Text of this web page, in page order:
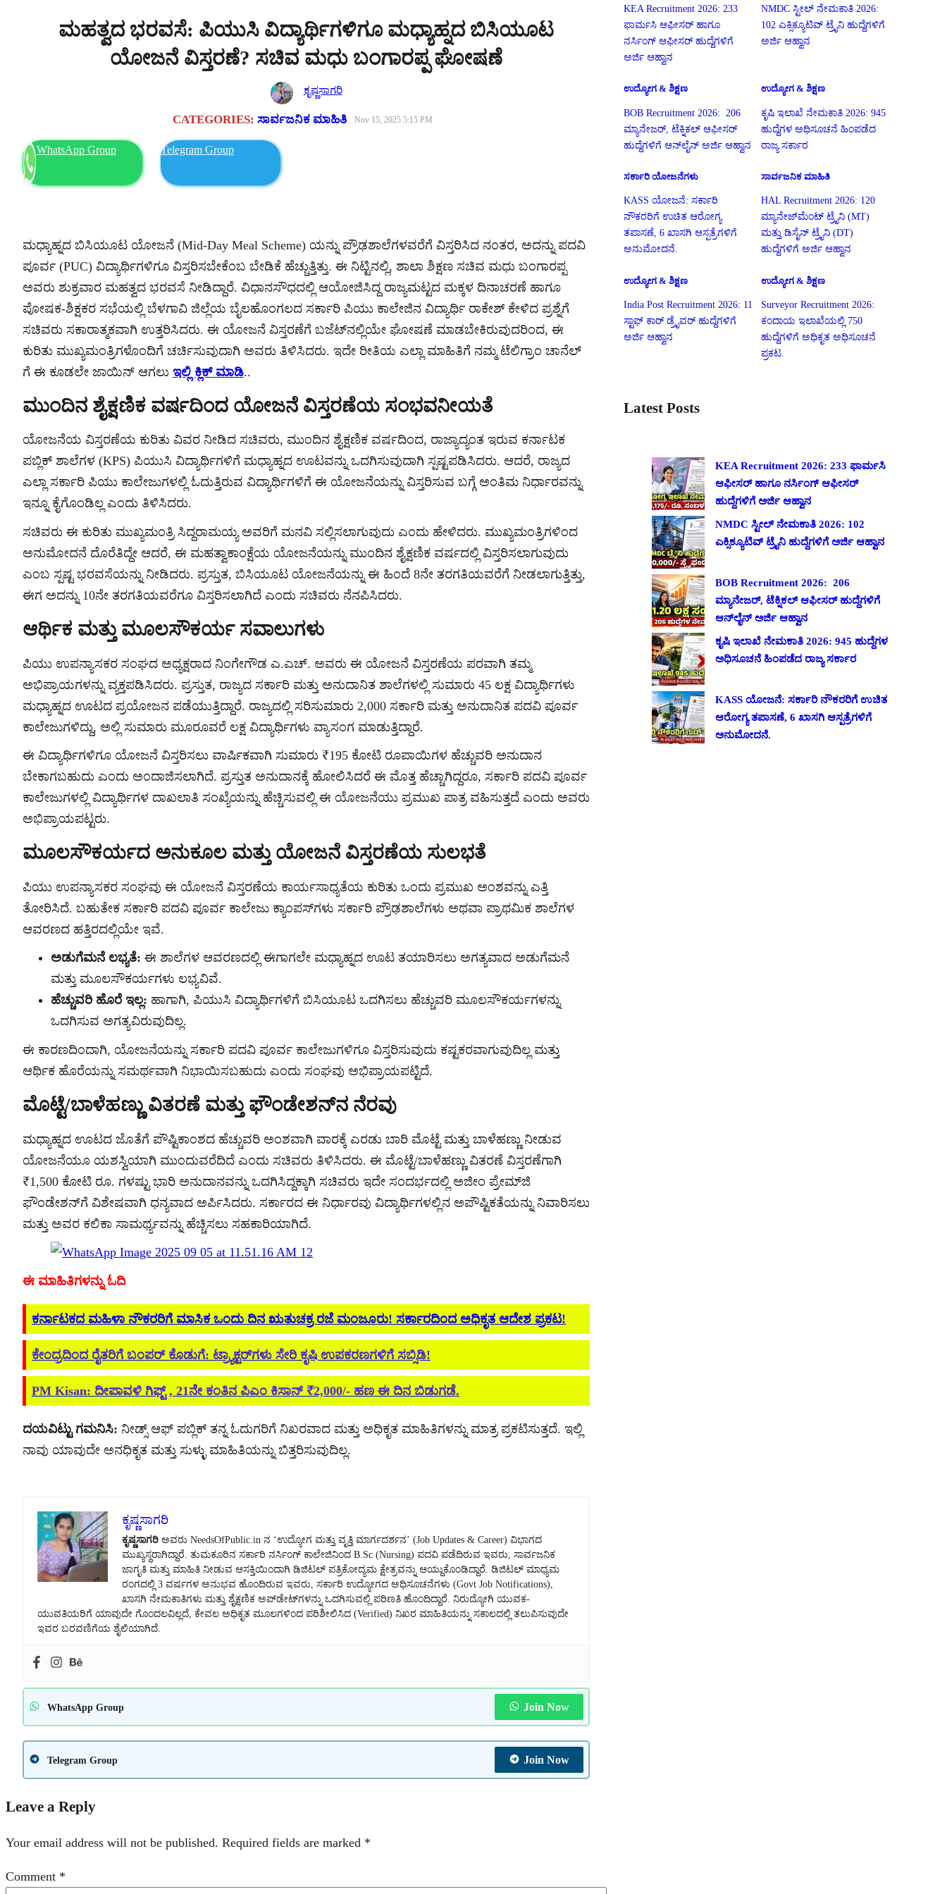
ಮಹತ್ವದ ಭರವಸೆ: ಪಿಯುಸಿ ವಿದ್ಯಾರ್ಥಿಗಳಿಗೂ ಮಧ್ಯಾಹ್ನದ ಬಿಸಿಯೂಟ
ಯೋಜನೆ ವಿಸ್ತರಣೆ? ಸಚಿವ ಮಧು ಬಂಗಾರಪ್ಪ ಘೋಷಣೆ
ಕೃಷ್ಣಸಾಗರಿ
CATEGORIES: ಸಾರ್ವಜನಿಕ ಮಾಹಿತಿ Nov 15, 2025 5:15 PM
WhatsApp Group Telegram Group
ಮಧ್ಯಾಹ್ನದ ಬಿಸಿಯೂಟ ಯೋಜನೆ (Mid-Day Meal Scheme) ಯನ್ನು ಪ್ರೌಢಶಾಲೆಗಳವರೆಗೆ ವಿಸ್ತರಿಸಿದ ನಂತರ, ಅದನ್ನು ಪದವಿ
ಪೂರ್ವ (PUC) ವಿದ್ಯಾರ್ಥಿಗಳಿಗೂ ವಿಸ್ತರಿಸಬೇಕೆಂಬ ಬೇಡಿಕೆ ಹೆಚ್ಚುತ್ತಿತ್ತು. ಈ ನಿಟ್ಟಿನಲ್ಲಿ, ಶಾಲಾ ಶಿಕ್ಷಣ ಸಚಿವ ಮಧು ಬಂಗಾರಪ್ಪ
ಅವರು ಶುಕ್ರವಾರ ಮಹತ್ವದ ಭರವಸೆ ನೀಡಿದ್ದಾರೆ. ವಿಧಾನಸೌಧದಲ್ಲಿ ಆಯೋಜಿಸಿದ್ದ ರಾಜ್ಯಮಟ್ಟದ ಮಕ್ಕಳ ದಿನಾಚರಣೆ ಹಾಗೂ
ಪೋಷಕ-ಶಿಕ್ಷಕರ ಸಭೆಯಲ್ಲಿ ಬೆಳಗಾವಿ ಜಿಲ್ಲೆಯ ಬೈಲಹೊಂಗಲದ ಸರ್ಕಾರಿ ಪಿಯು ಕಾಲೇಜಿನ ವಿದ್ಯಾರ್ಥಿ ರಾಕೇಶ್‌ ಕೇಳಿದ ಪ್ರಶ್ನೆಗೆ
ಸಚಿವರು ಸಕಾರಾತ್ಮಕವಾಗಿ ಉತ್ತರಿಸಿದರು. ಈ ಯೋಜನೆ ವಿಸ್ತರಣೆಗೆ ಬಜೆಟ್‌ನಲ್ಲಿಯೇ ಘೋಷಣೆ ಮಾಡಬೇಕಿರುವುದರಿಂದ, ಈ
ಕುರಿತು ಮುಖ್ಯಮಂತ್ರಿಗಳೊಂದಿಗೆ ಚರ್ಚಿಸುವುದಾಗಿ ಅವರು ತಿಳಿಸಿದರು. ಇದೇ ರೀತಿಯ ಎಲ್ಲಾ ಮಾಹಿತಿಗೆ ನಮ್ಮ ಟೆಲಿಗ್ರಾಂ ಚಾನೆಲ್
ಗೆ ಈ ಕೂಡಲೇ ಜಾಯಿನ್ ಆಗಲು ಇಲ್ಲಿ ಕ್ಲಿಕ್ ಮಾಡಿ..
ಮುಂದಿನ ಶೈಕ್ಷಣಿಕ ವರ್ಷದಿಂದ ಯೋಜನೆ ವಿಸ್ತರಣೆಯ ಸಂಭವನೀಯತೆ
ಯೋಜನೆಯ ವಿಸ್ತರಣೆಯ ಕುರಿತು ವಿವರ ನೀಡಿದ ಸಚಿವರು, ಮುಂದಿನ ಶೈಕ್ಷಣಿಕ ವರ್ಷದಿಂದ, ರಾಜ್ಯಾದ್ಯಂತ ಇರುವ ಕರ್ನಾಟಕ
ಪಬ್ಲಿಕ್ ಶಾಲೆಗಳ (KPS) ಪಿಯುಸಿ ವಿದ್ಯಾರ್ಥಿಗಳಿಗೆ ಮಧ್ಯಾಹ್ನದ ಊಟವನ್ನು ಒದಗಿಸುವುದಾಗಿ ಸ್ಪಷ್ಟಪಡಿಸಿದರು. ಆದರೆ, ರಾಜ್ಯದ
ಎಲ್ಲಾ ಸರ್ಕಾರಿ ಪಿಯು ಕಾಲೇಜುಗಳಲ್ಲಿ ಓದುತ್ತಿರುವ ವಿದ್ಯಾರ್ಥಿಗಳಿಗೆ ಈ ಯೋಜನೆಯನ್ನು ವಿಸ್ತರಿಸುವ ಬಗ್ಗೆ ಅಂತಿಮ ನಿರ್ಧಾರವನ್ನು
ಇನ್ನೂ ಕೈಗೊಂಡಿಲ್ಲ ಎಂದು ತಿಳಿಸಿದರು.
ಸಚಿವರು ಈ ಕುರಿತು ಮುಖ್ಯಮಂತ್ರಿ ಸಿದ್ದರಾಮಯ್ಯ ಅವರಿಗೆ ಮನವಿ ಸಲ್ಲಿಸಲಾಗುವುದು ಎಂದು ಹೇಳಿದರು. ಮುಖ್ಯಮಂತ್ರಿಗಳಿಂದ
ಅನುಮೋದನೆ ದೊರೆತಿದ್ದೇ ಆದರೆ, ಈ ಮಹತ್ವಾಕಾಂಕ್ಷೆಯ ಯೋಜನೆಯನ್ನು ಮುಂದಿನ ಶೈಕ್ಷಣಿಕ ವರ್ಷದಲ್ಲಿ ವಿಸ್ತರಿಸಲಾಗುವುದು
ಎಂಬ ಸ್ಪಷ್ಟ ಭರವಸೆಯನ್ನು ನೀಡಿದರು. ಪ್ರಸ್ತುತ, ಬಿಸಿಯೂಟ ಯೋಜನೆಯನ್ನು ಈ ಹಿಂದೆ 8ನೇ ತರಗತಿಯವರೆಗೆ ನೀಡಲಾಗುತ್ತಿತ್ತು,
ಈಗ ಅದನ್ನು 10ನೇ ತರಗತಿಯವರೆಗೂ ವಿಸ್ತರಿಸಲಾಗಿದೆ ಎಂದು ಸಚಿವರು ನೆನಪಿಸಿದರು.
ಆರ್ಥಿಕ ಮತ್ತು ಮೂಲಸೌಕರ್ಯ ಸವಾಲುಗಳು
ಪಿಯು ಉಪನ್ಯಾಸಕರ ಸಂಘದ ಅಧ್ಯಕ್ಷರಾದ ನಿಂಗೇಗೌಡ ಎ.ಎಚ್. ಅವರು ಈ ಯೋಜನೆ ವಿಸ್ತರಣೆಯ ಪರವಾಗಿ ತಮ್ಮ
ಅಭಿಪ್ರಾಯಗಳನ್ನು ವ್ಯಕ್ತಪಡಿಸಿದರು. ಪ್ರಸ್ತುತ, ರಾಜ್ಯದ ಸರ್ಕಾರಿ ಮತ್ತು ಅನುದಾನಿತ ಶಾಲೆಗಳಲ್ಲಿ ಸುಮಾರು 45 ಲಕ್ಷ ವಿದ್ಯಾರ್ಥಿಗಳು
ಮಧ್ಯಾಹ್ನದ ಊಟದ ಪ್ರಯೋಜನ ಪಡೆಯುತ್ತಿದ್ದಾರೆ. ರಾಜ್ಯದಲ್ಲಿ ಸರಿಸುಮಾರು 2,000 ಸರ್ಕಾರಿ ಮತ್ತು ಅನುದಾನಿತ ಪದವಿ ಪೂರ್ವ
ಕಾಲೇಜುಗಳಿದ್ದು, ಅಲ್ಲಿ ಸುಮಾರು ಮೂರೂವರೆ ಲಕ್ಷ ವಿದ್ಯಾರ್ಥಿಗಳು ವ್ಯಾಸಂಗ ಮಾಡುತ್ತಿದ್ದಾರೆ.
ಈ ವಿದ್ಯಾರ್ಥಿಗಳಿಗೂ ಯೋಜನೆ ವಿಸ್ತರಿಸಲು ವಾರ್ಷಿಕವಾಗಿ ಸುಮಾರು ₹195 ಕೋಟಿ ರೂಪಾಯಿಗಳ ಹೆಚ್ಚುವರಿ ಅನುದಾನ
ಬೇಕಾಗಬಹುದು ಎಂದು ಅಂದಾಜಿಸಲಾಗಿದೆ. ಪ್ರಸ್ತುತ ಅನುದಾನಕ್ಕೆ ಹೋಲಿಸಿದರೆ ಈ ಮೊತ್ತ ಹೆಚ್ಚಾಗಿದ್ದರೂ, ಸರ್ಕಾರಿ ಪದವಿ ಪೂರ್ವ
ಕಾಲೇಜುಗಳಲ್ಲಿ ವಿದ್ಯಾರ್ಥಿಗಳ ದಾಖಲಾತಿ ಸಂಖ್ಯೆಯನ್ನು ಹೆಚ್ಚಿಸುವಲ್ಲಿ ಈ ಯೋಜನೆಯು ಪ್ರಮುಖ ಪಾತ್ರ ವಹಿಸುತ್ತದೆ ಎಂದು ಅವರು
ಅಭಿಪ್ರಾಯಪಟ್ಟರು.
ಮೂಲಸೌಕರ್ಯದ ಅನುಕೂಲ ಮತ್ತು ಯೋಜನೆ ವಿಸ್ತರಣೆಯ ಸುಲಭತೆ
ಪಿಯು ಉಪನ್ಯಾಸಕರ ಸಂಘವು ಈ ಯೋಜನೆ ವಿಸ್ತರಣೆಯ ಕಾರ್ಯಸಾಧ್ಯತೆಯ ಕುರಿತು ಒಂದು ಪ್ರಮುಖ ಅಂಶವನ್ನು ಎತ್ತಿ
ತೋರಿಸಿದೆ. ಬಹುತೇಕ ಸರ್ಕಾರಿ ಪದವಿ ಪೂರ್ವ ಕಾಲೇಜು ಕ್ಯಾಂಪಸ್‌ಗಳು ಸರ್ಕಾರಿ ಪ್ರೌಢಶಾಲೆಗಳು ಅಥವಾ ಪ್ರಾಥಮಿಕ ಶಾಲೆಗಳ
ಆವರಣದ ಹತ್ತಿರದಲ್ಲಿಯೇ ಇವೆ.
ಅಡುಗೆಮನೆ ಲಭ್ಯತೆ: ಈ ಶಾಲೆಗಳ ಆವರಣದಲ್ಲಿ ಈಗಾಗಲೇ ಮಧ್ಯಾಹ್ನದ ಊಟ ತಯಾರಿಸಲು ಅಗತ್ಯವಾದ ಅಡುಗೆಮನೆ
ಮತ್ತು ಮೂಲಸೌಕರ್ಯಗಳು ಲಭ್ಯವಿವೆ.
ಹೆಚ್ಚುವರಿ ಹೊರೆ ಇಲ್ಲ: ಹಾಗಾಗಿ, ಪಿಯುಸಿ ವಿದ್ಯಾರ್ಥಿಗಳಿಗೆ ಬಿಸಿಯೂಟ ಒದಗಿಸಲು ಹೆಚ್ಚುವರಿ ಮೂಲಸೌಕರ್ಯಗಳನ್ನು
ಒದಗಿಸುವ ಅಗತ್ಯವಿರುವುದಿಲ್ಲ.
ಈ ಕಾರಣದಿಂದಾಗಿ, ಯೋಜನೆಯನ್ನು ಸರ್ಕಾರಿ ಪದವಿ ಪೂರ್ವ ಕಾಲೇಜುಗಳಿಗೂ ವಿಸ್ತರಿಸುವುದು ಕಷ್ಟಕರವಾಗುವುದಿಲ್ಲ ಮತ್ತು
ಆರ್ಥಿಕ ಹೊರೆಯನ್ನು ಸಮರ್ಥವಾಗಿ ನಿಭಾಯಿಸಬಹುದು ಎಂದು ಸಂಘವು ಅಭಿಪ್ರಾಯಪಟ್ಟಿದೆ.
ಮೊಟ್ಟೆ/ಬಾಳೆಹಣ್ಣು ವಿತರಣೆ ಮತ್ತು ಫೌಂಡೇಶನ್‌ನ ನೆರವು
ಮಧ್ಯಾಹ್ನದ ಊಟದ ಜೊತೆಗೆ ಪೌಷ್ಟಿಕಾಂಶದ ಹೆಚ್ಚುವರಿ ಅಂಶವಾಗಿ ವಾರಕ್ಕೆ ಎರಡು ಬಾರಿ ಮೊಟ್ಟೆ ಮತ್ತು ಬಾಳೆಹಣ್ಣು ನೀಡುವ
ಯೋಜನೆಯೂ ಯಶಸ್ವಿಯಾಗಿ ಮುಂದುವರೆದಿದೆ ಎಂದು ಸಚಿವರು ತಿಳಿಸಿದರು. ಈ ಮೊಟ್ಟೆ/ಬಾಳೆಹಣ್ಣು ವಿತರಣೆ ವಿಸ್ತರಣೆಗಾಗಿ
₹1,500 ಕೋಟಿ ರೂ. ಗಳಷ್ಟು ಭಾರಿ ಅನುದಾನವನ್ನು ಒದಗಿಸಿದ್ದಕ್ಕಾಗಿ ಸಚಿವರು ಇದೇ ಸಂದರ್ಭದಲ್ಲಿ ಅಜೀಂ ಪ್ರೇಮ್‌ಜಿ
ಫೌಂಡೇಶನ್‌ಗೆ ವಿಶೇಷವಾಗಿ ಧನ್ಯವಾದ ಅರ್ಪಿಸಿದರು. ಸರ್ಕಾರದ ಈ ನಿರ್ಧಾರವು ವಿದ್ಯಾರ್ಥಿಗಳಲ್ಲಿನ ಅಪೌಷ್ಟಿಕತೆಯನ್ನು ನಿವಾರಿಸಲು
ಮತ್ತು ಅವರ ಕಲಿಕಾ ಸಾಮರ್ಥ್ಯವನ್ನು ಹೆಚ್ಚಿಸಲು ಸಹಕಾರಿಯಾಗಿದೆ.
ಈ ಮಾಹಿತಿಗಳನ್ನು ಓದಿ
ಕರ್ನಾಟಕದ ಮಹಿಳಾ ನೌಕರರಿಗೆ ಮಾಸಿಕ ಒಂದು ದಿನ ಋತುಚಕ್ರ ರಜೆ ಮಂಜೂರು! ಸರ್ಕಾರದಿಂದ ಅಧಿಕೃತ ಆದೇಶ ಪ್ರಕಟ!
ಕೇಂದ್ರದಿಂದ ರೈತರಿಗೆ ಬಂಪರ್ ಕೊಡುಗೆ: ಟ್ರ್ಯಾಕ್ಟರ್‌ಗಳು ಸೇರಿ ಕೃಷಿ ಉಪಕರಣಗಳಿಗೆ ಸಬ್ಸಿಡಿ!
PM Kisan: ದೀಪಾವಳಿ ಗಿಫ್ಟ್ , 21ನೇ ಕಂತಿನ ಪಿಎಂ ಕಿಸಾನ್ ₹2,000/- ಹಣ ಈ ದಿನ ಬಿಡುಗಡೆ.
ದಯವಿಟ್ಟು ಗಮನಿಸಿ: ನೀಡ್ಸ್ ಆಫ್ ಪಬ್ಲಿಕ್ ತನ್ನ ಓದುಗರಿಗೆ ನಿಖರವಾದ ಮತ್ತು ಅಧಿಕೃತ ಮಾಹಿತಿಗಳನ್ನು ಮಾತ್ರ ಪ್ರಕಟಿಸುತ್ತದೆ. ಇಲ್ಲಿ
ನಾವು ಯಾವುದೇ ಅನಧಿಕೃತ ಮತ್ತು ಸುಳ್ಳು ಮಾಹಿತಿಯನ್ನು ಬಿತ್ತರಿಸುವುದಿಲ್ಲ.
ಕೃಷ್ಣಸಾಗರಿ
ಕೃಷ್ಣಸಾಗರಿ ಅವರು NeedsOfPublic.in ನ ‘ಉದ್ಯೋಗ ಮತ್ತು ವೃತ್ತಿ ಮಾರ್ಗದರ್ಶನ’ (Job Updates & Career) ವಿಭಾಗದ
ಮುಖ್ಯಸ್ಥರಾಗಿದ್ದಾರೆ. ತುಮಕೂರಿನ ಸರ್ಕಾರಿ ನರ್ಸಿಂಗ್ ಕಾಲೇಜಿನಿಂದ B.Sc (Nursing) ಪದವಿ ಪಡೆದಿರುವ ಇವರು, ಸಾರ್ವಜನಿಕ
ಜಾಗೃತಿ ಮತ್ತು ಮಾಹಿತಿ ನೀಡುವ ಆಸಕ್ತಿಯಿಂದಾಗಿ ಡಿಜಿಟಲ್ ಪತ್ರಿಕೋದ್ಯಮ ಕ್ಷೇತ್ರವನ್ನು ಆಯ್ದುಕೊಂಡಿದ್ದಾರೆ. ಡಿಜಿಟಲ್ ಮಾಧ್ಯಮ
ರಂಗದಲ್ಲಿ 3 ವರ್ಷಗಳ ಅನುಭವ ಹೊಂದಿರುವ ಇವರು, ಸರ್ಕಾರಿ ಉದ್ಯೋಗದ ಅಧಿಸೂಚನೆಗಳು (Govt Job Notifications),
ಖಾಸಗಿ ನೇಮಕಾತಿಗಳು ಮತ್ತು ಶೈಕ್ಷಣಿಕ ಅಪ್‌ಡೇಟ್‌ಗಳನ್ನು ಒದಗಿಸುವಲ್ಲಿ ಪರಿಣತಿ ಹೊಂದಿದ್ದಾರೆ. ನಿರುದ್ಯೋಗಿ ಯುವಕ-
ಯುವತಿಯರಿಗೆ ಯಾವುದೇ ಗೊಂದಲವಿಲ್ಲದೆ, ಕೇವಲ ಅಧಿಕೃತ ಮೂಲಗಳಿಂದ ಪರಿಶೀಲಿಸಿದ (Verified) ನಿಖರ ಮಾಹಿತಿಯನ್ನು ಸಕಾಲದಲ್ಲಿ ತಲುಪಿಸುವುದೇ
ಇವರ ಬರವಣಿಗೆಯ ಶೈಲಿಯಾಗಿದೆ.
WhatsApp Group Join Now
Telegram Group Join Now
Leave a Reply
Your email address will not be published. Required fields are marked *
Comment *
KEA Recruitment 2026: 233
ಫಾರ್ಮಸಿ ಆಫೀಸರ್ ಹಾಗೂ
ನರ್ಸಿಂಗ್ ಆಫೀಸರ್ ಹುದ್ದೆಗಳಿಗೆ
ಅರ್ಜಿ ಆಹ್ವಾನ
NMDC ಸ್ಟೀಲ್ ನೇಮಕಾತಿ 2026:
102 ಎಕ್ಸಿಕ್ಯೂಟಿವ್ ಟ್ರೈನಿ ಹುದ್ದೆಗಳಿಗೆ
ಅರ್ಜಿ ಆಹ್ವಾನ
ಉದ್ಯೋಗ & ಶಿಕ್ಷಣ
BOB Recruitment 2026: 206
ಮ್ಯಾನೇಜರ್, ಟೆಕ್ನಿಕಲ್ ಆಫೀಸರ್
ಹುದ್ದೆಗಳಿಗೆ ಆನ್‌ಲೈನ್ ಅರ್ಜಿ ಆಹ್ವಾನ
ಉದ್ಯೋಗ & ಶಿಕ್ಷಣ
ಕೃಷಿ ಇಲಾಖೆ ನೇಮಕಾತಿ 2026: 945
ಹುದ್ದೆಗಳ ಅಧಿಸೂಚನೆ ಹಿಂಪಡೆದ
ರಾಜ್ಯ ಸರ್ಕಾರ
ಸರ್ಕಾರಿ ಯೋಜನೆಗಳು
KASS ಯೋಜನೆ: ಸರ್ಕಾರಿ
ನೌಕರರಿಗೆ ಉಚಿತ ಆರೋಗ್ಯ
ತಪಾಸಣೆ, 6 ಖಾಸಗಿ ಆಸ್ಪತ್ರೆಗಳಿಗೆ
ಅನುಮೋದನೆ.
ಸಾರ್ವಜನಿಕ ಮಾಹಿತಿ
HAL Recruitment 2026: 120
ಮ್ಯಾನೇಜ್‌ಮೆಂಟ್ ಟ್ರೈನಿ (MT)
ಮತ್ತು ಡಿಸೈನ್ ಟ್ರೈನಿ (DT)
ಹುದ್ದೆಗಳಿಗೆ ಅರ್ಜಿ ಆಹ್ವಾನ
ಉದ್ಯೋಗ & ಶಿಕ್ಷಣ
India Post Recruitment 2026: 11
ಸ್ಟಾಫ್ ಕಾರ್ ಡ್ರೈವರ್ ಹುದ್ದೆಗಳಿಗೆ
ಅರ್ಜಿ ಆಹ್ವಾನ
ಉದ್ಯೋಗ & ಶಿಕ್ಷಣ
Surveyor Recruitment 2026:
ಕಂದಾಯ ಇಲಾಖೆಯಲ್ಲಿ 750
ಹುದ್ದೆಗಳಿಗೆ ಅಧಿಕೃತ ಅಧಿಸೂಚನೆ
ಪ್ರಕಟ.
Latest Posts
KEA Recruitment 2026: 233 ಫಾರ್ಮಸಿ
ಆಫೀಸರ್ ಹಾಗೂ ನರ್ಸಿಂಗ್ ಆಫೀಸರ್
ಹುದ್ದೆಗಳಿಗೆ ಅರ್ಜಿ ಆಹ್ವಾನ
NMDC ಸ್ಟೀಲ್ ನೇಮಕಾತಿ 2026: 102
ಎಕ್ಸಿಕ್ಯೂಟಿವ್ ಟ್ರೈನಿ ಹುದ್ದೆಗಳಿಗೆ ಅರ್ಜಿ ಆಹ್ವಾನ
BOB Recruitment 2026: 206
ಮ್ಯಾನೇಜರ್, ಟೆಕ್ನಿಕಲ್ ಆಫೀಸರ್ ಹುದ್ದೆಗಳಿಗೆ
ಆನ್‌ಲೈನ್ ಅರ್ಜಿ ಆಹ್ವಾನ
ಕೃಷಿ ಇಲಾಖೆ ನೇಮಕಾತಿ 2026: 945 ಹುದ್ದೆಗಳ
ಅಧಿಸೂಚನೆ ಹಿಂಪಡೆದ ರಾಜ್ಯ ಸರ್ಕಾರ
KASS ಯೋಜನೆ: ಸರ್ಕಾರಿ ನೌಕರರಿಗೆ ಉಚಿತ
ಆರೋಗ್ಯ ತಪಾಸಣೆ, 6 ಖಾಸಗಿ ಆಸ್ಪತ್ರೆಗಳಿಗೆ
ಅನುಮೋದನೆ.